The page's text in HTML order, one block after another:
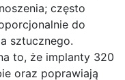
często
do
sztucznego.
to, że implanty 320
oraz poprawiają